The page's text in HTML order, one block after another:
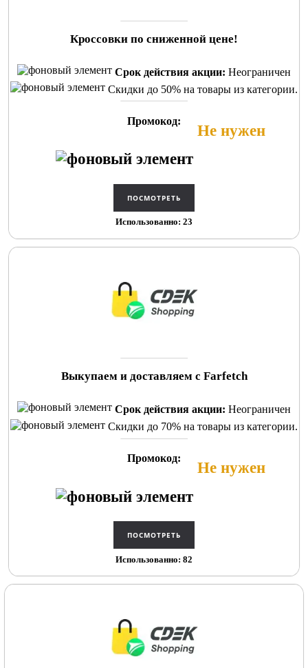
Кроссовки по сниженной цене!
Срок действия акции: Неограничен
Скидки до 50% на товары из категории.
Промокод:
Не нужен
Использованно: 23
Выкупаем и доставляем c Farfetch
Срок действия акции: Неограничен
Скидки до 70% на товары из категории.
Промокод:
Не нужен
Использованно: 82